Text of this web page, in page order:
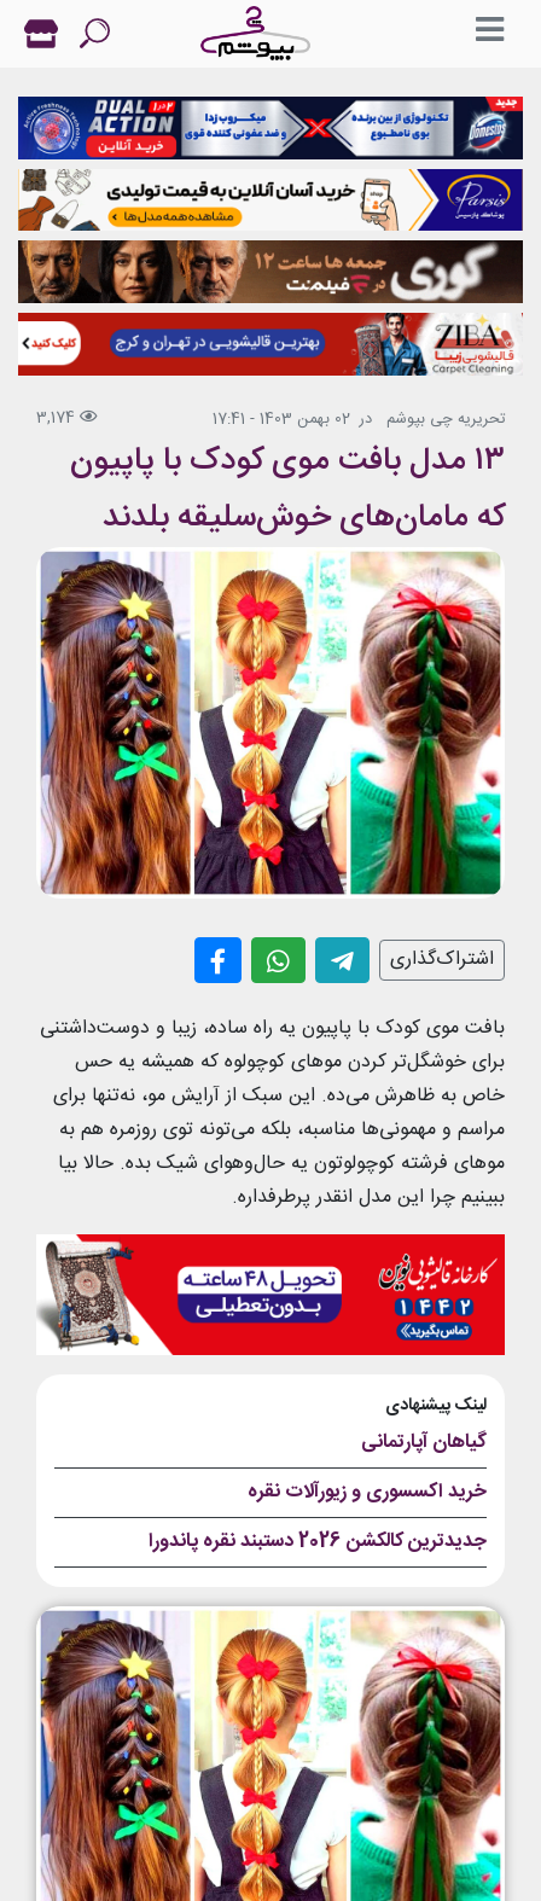
تحریریه چی بپوشم در 02 بهمن 1403 - 17:41 3,174
۱۳ مدل بافت موی کودک با پاپیون
که مامان‌های خوش‌سلیقه بلدند
اشتراک‌گذاری
بافت موی کودک با پاپیون یه راه ساده، زیبا و دوست‌داشتنی
برای خوشگل‌تر کردن موهای کوچولوه که همیشه یه حس
خاص به ظاهرش می‌ده. این سبک از آرایش مو، نه‌تنها برای
مراسم و مهمونی‌ها مناسبه، بلکه می‌تونه توی روزمره هم به
موهای فرشته کوچولوتون یه حال‌وهوای شیک بده. حالا بیا
ببینیم چرا این مدل انقدر پرطرفداره.
لینک پیشنهادی
گیاهان آپارتمانی
خرید اکسسوری و زیورآلات نقره
جدیدترین کالکشن 2026 دستبند نقره پاندورا